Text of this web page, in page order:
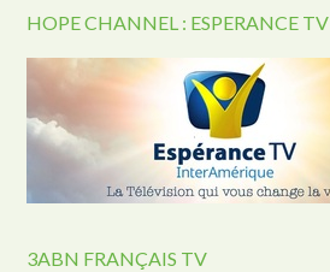
HOPE CHANNEL : ESPERANCE TV
3ABN FRANÇAIS TV